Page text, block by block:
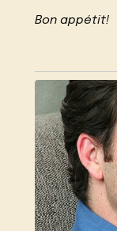
Bon appétit!